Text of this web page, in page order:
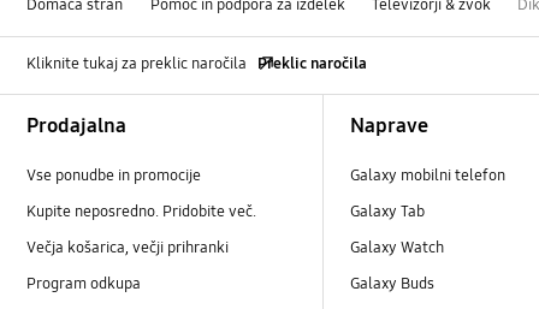
Domača stran Pomoč in podpora za izdelek Televizorji & zvok
Kliknite tukaj za preklic naročila Preklic naročila
Prodajalna
Vse ponudbe in promocije
Kupite neposredno. Pridobite več.
Večja košarica, večji prihranki
Program odkupa
Naprave
Galaxy mobilni telefon
Galaxy Tab
Galaxy Watch
Galaxy Buds